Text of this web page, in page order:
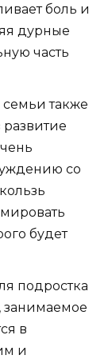
боль и
дурные
часть
также
со
будет
подростка
занимаемое
в
и